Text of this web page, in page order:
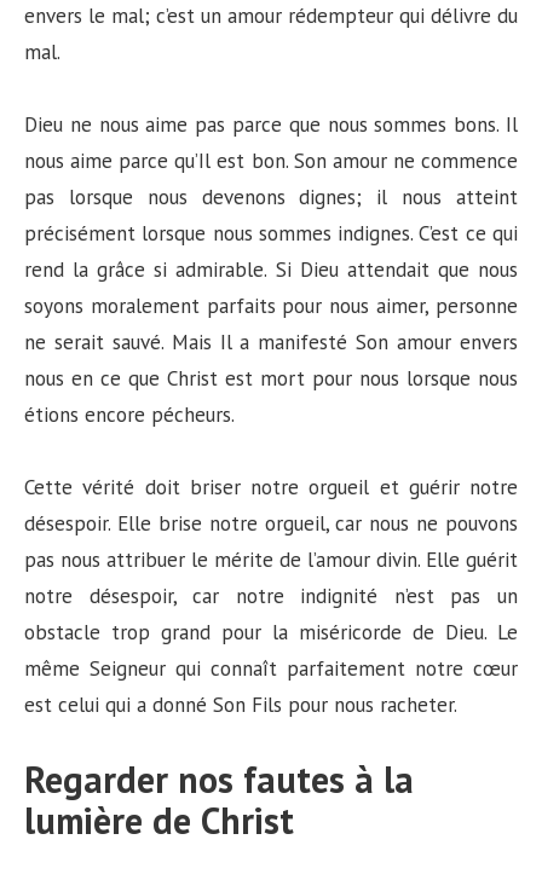
envers le mal; c’est un amour rédempteur qui délivre du
mal.
Dieu ne nous aime pas parce que nous sommes bons. Il
nous aime parce qu’Il est bon. Son amour ne commence
pas lorsque nous devenons dignes; il nous atteint
précisément lorsque nous sommes indignes. C’est ce qui
rend la grâce si admirable. Si Dieu attendait que nous
soyons moralement parfaits pour nous aimer, personne
ne serait sauvé. Mais Il a manifesté Son amour envers
nous en ce que Christ est mort pour nous lorsque nous
étions encore pécheurs.
Cette vérité doit briser notre orgueil et guérir notre
désespoir. Elle brise notre orgueil, car nous ne pouvons
pas nous attribuer le mérite de l’amour divin. Elle guérit
notre désespoir, car notre indignité n’est pas un
obstacle trop grand pour la miséricorde de Dieu. Le
même Seigneur qui connaît parfaitement notre cœur
est celui qui a donné Son Fils pour nous racheter.
Regarder nos fautes à la
lumière de Christ